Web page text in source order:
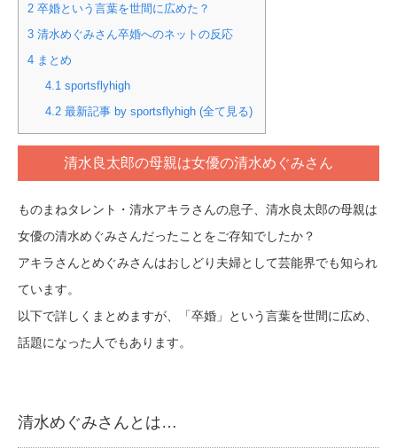
2 卒婚という言葉を世間に広めた？
3 清水めぐみさん卒婚へのネットの反応
4 まとめ
4.1 sportsflyhigh
4.2最新記事 by sportsflyhigh (全て見る)
清水良太郎の母親は女優の清水めぐみさん
ものまねタレント・清水アキラさんの息子、清水良太郎の母親は
女優の清水めぐみさんだったことをご存知でしたか？
アキラさんとめぐみさんはおしどり夫婦として芸能界でも知られ
ています。
以下で詳しくまとめますが、「卒婚」という言葉を世間に広め、
話題になった人でもあります。
清水めぐみさんとは…